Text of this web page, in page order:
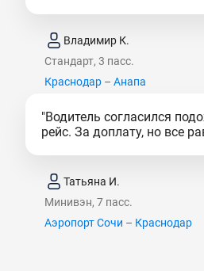
Владимир К.
Стандарт, 3 пасс.
Краснодар – Анапа
"Водитель согласился
рейс. За доплату, но все
Татьяна И.
Минивэн, 7 пасс.
Аэропорт Сочи – Краснодар